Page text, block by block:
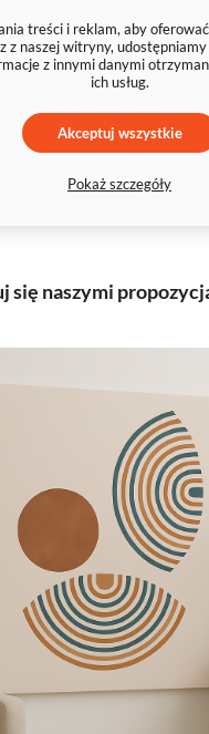
się naszymi
treści i reklam, aby
naszej witryny,
z innymi danymi
ich usług.
Akceptuj wszystkie
Pokaż szczegóły